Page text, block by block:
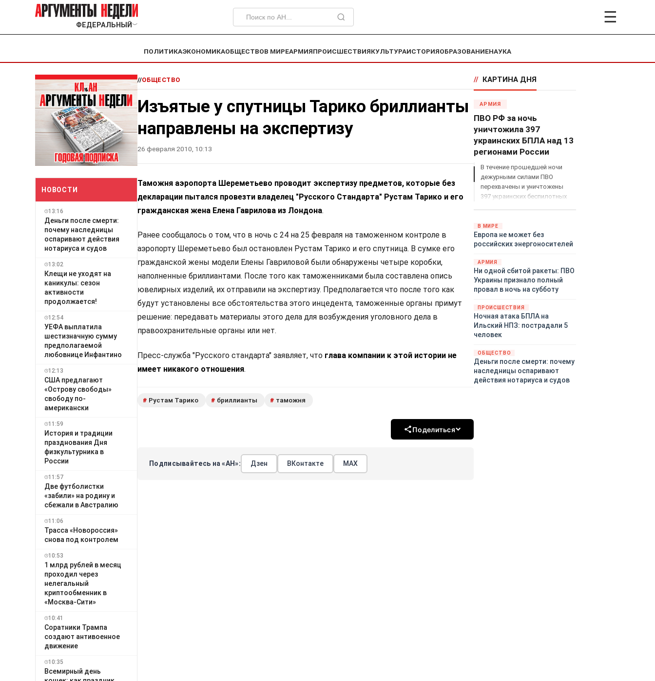
ФЕДЕРАЛЬНЫЙ ﹀ ☰
ПОЛИТИКАЭКОНОМИКАОБЩЕСТВОВ МИРЕАРМИЯПРОИСШЕСТВИЯКУЛЬТУРАИСТОРИЯОБРАЗОВАНИЕНАУКА
НОВОСТИ
13:16
Деньги после смерти:
почему наследницы
оспаривают действия
нотариуса и судов
13:02
Клещи не уходят на
каникулы: сезон
активности
продолжается!
12:54
УЕФА выплатила
шестизначную сумму
предполагаемой
любовнице Инфантино
12:13
США предлагают
«Острову свободы»
свободу по-
американски
11:59
История и традиции
празднования Дня
физкультурника в
России
11:57
Две футболистки
«забили» на родину и
сбежали в Австралию
11:06
Трасса «Новороссия»
снова под контролем
10:53
1 млрд рублей в месяц
проходил через
нелегальный
криптообменник в
«Москва-Сити»
10:41
Соратники Трампа
создают антивоенное
движение
10:35
Всемирный день
//ОБЩЕСТВО
Изъятые у спутницы Тарико бриллианты
направлены на экспертизу
26 февраля 2010, 10:13
Таможня аэропорта Шереметьево проводит экспертизу предметов, которые без
декларации пытался провезти владелец "Русского Стандарта" Рустам Тарико и его
гражданская жена Елена Гаврилова из Лондона.
Ранее сообщалось о том, что в ночь с 24 на 25 февраля на таможенном контроле в
аэропорту Шереметьево был остановлен Рустам Тарико и его спутница. В сумке его
гражданской жены модели Елены Гавриловой были обнаружены четыре коробки,
наполненные бриллиантами. После того как таможенниками была составлена опись
ювелирных изделий, их отправили на экспертизу. Предполагается что после того как
будут установлены все обстоятельства этого инцедента, таможенные органы примут
решение: передавать материалы этого дела для возбуждения уголовного дела в
правоохранительные органы или нет.
Пресс-служба "Русского стандарта" заявляет, что глава компании к этой истории не
имеет никакого отношения.
# Рустам Тарико # бриллианты # таможня
Поделиться
Подписывайтесь на «АН»: Дзен ВКонтакте МАХ
// КАРТИНА ДНЯ
АРМИЯ
ПВО РФ за ночь
уничтожила 397
украинских БПЛА над 13
регионами России
В течение прошедшей ночи
дежурными силами ПВО
перехвачены и уничтожены
397 украинских беспилотных
территориями Белгородской,
Брянской, Воронежской,
Курской, Липецкой,
Ростовской, Рязанской,
Самарской, Саратовской,
Тамбовской, Тульской
областей, Краснодарского
края, Республики Крым и над
акваторией Азовского моря.
В МИРЕ
Европа не может без
российских энергоносителей
АРМИЯ
Ни одной сбитой ракеты: ПВО
Украины признало полный
провал в ночь на субботу
ПРОИСШЕСТВИЯ
Ночная атака БПЛА на
Ильский НПЗ: пострадали 5
человек
ОБЩЕСТВО
Деньги после смерти: почему
наследницы оспаривают
действия нотариуса и судов